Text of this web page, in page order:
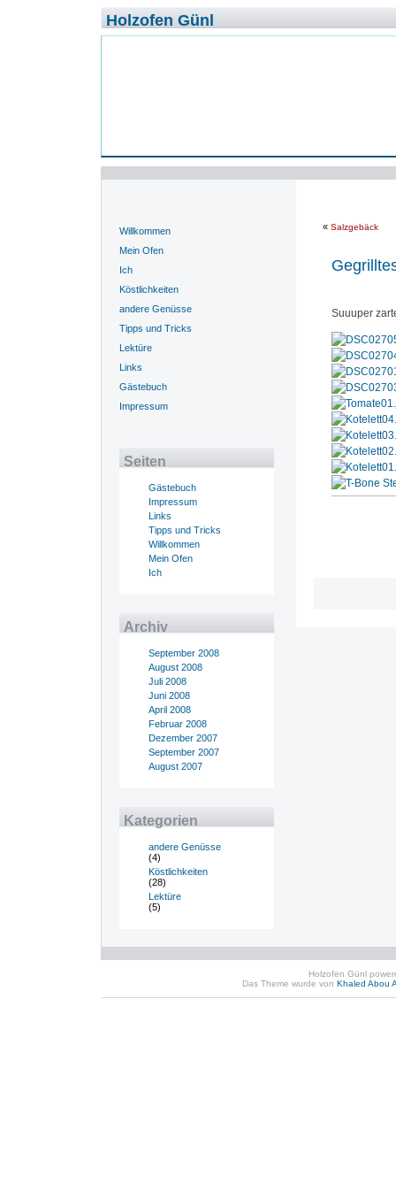
Holzofen Günl
Willkommen
Mein Ofen
Ich
Köstlichkeiten
andere Genüsse
Tipps und Tricks
Lektüre
Links
Gästebuch
Impressum
Seiten
Gästebuch
Impressum
Links
Tipps und Tricks
Willkommen
Mein Ofen
Ich
Archiv
September 2008
August 2008
Juli 2008
Juni 2008
April 2008
Februar 2008
Dezember 2007
September 2007
August 2007
Kategorien
andere Genüsse
(4)
Köstlichkeiten
(28)
Lektüre
(5)
« Salzgebäck
Suuuper
Holzofen Günl
Das Theme wurde von Khaled Abou